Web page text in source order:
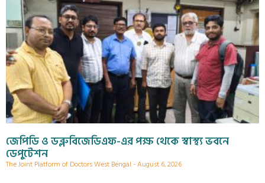
জেপিডি ও ডব্লুবিজেডিএফ-এর পক্ষ থেকে স্বাস্থ্য ভবনে
ডেপুটেশন
The Joint Platform of Doctors West Bengal August 6, 2026